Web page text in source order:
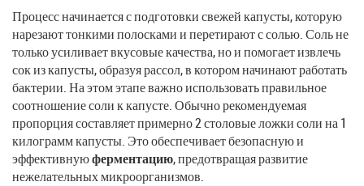
Процесс начинается с подготовки свежей капусты, которую
нарезают тонкими полосками и перетирают с солью. Соль не
только усиливает вкусовые качества, но и помогает извлечь
сок из капусты, образуя рассол, в котором начинают работать
бактерии. На этом этапе важно использовать правильное
соотношение соли к капусте. Обычно рекомендуемая
пропорция составляет примерно 2 столовые ложки соли на 1
килограмм капусты. Это обеспечивает безопасную и
эффективнуюферментацию, предотвращая развитие
нежелательных микроорганизмов.